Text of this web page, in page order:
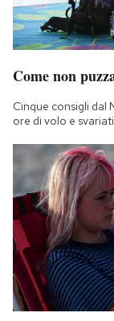
Esci
Come non
Cinque consigli dal
ore di volo e